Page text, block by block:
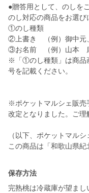
●贈答用として、のしを
のし対応の商品をお選
①のし種類
②上書き （例）御中元
③お名前 （例）山本
※「①のし種類」は商品
号を記載ください。
※ポケットマルシェ販売
改定となりました。ご理
（以下、ポケットマルシ
この商品は「和歌山県紀
保存方法
完熟桃は冷蔵庫が望まし